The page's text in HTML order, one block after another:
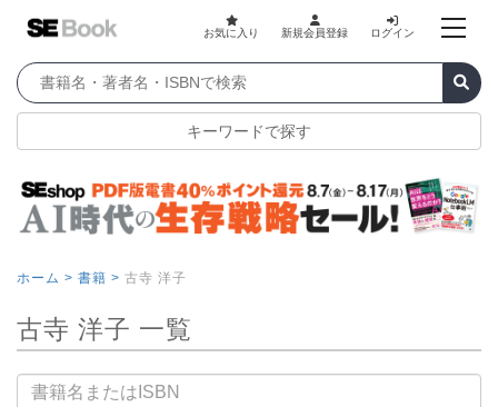
お気に入り 新規会員登録 ログイン
キーワードで探す
ホーム > 書籍 > 古寺 洋子
古寺 洋子 一覧
書籍名